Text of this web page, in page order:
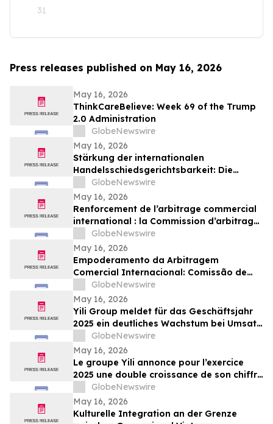
31
Press releases published on May 16, 2026
May 16, 2026
ThinkCareBelieve: Week 69 of the Trump
2.0 Administration
GlobeNewswire
May 16, 2026
Stärkung der internationalen
Handelsschiedsgerichtsbarkeit: Die
Schiedsgerichtskommission von
Guangzhou ruft weltweit zur Bewerbung
für ihr Schiedsrichtergremium auf
GlobeNewswire
May 16, 2026
Renforcement de l’arbitrage commercial
international : la Commission d’arbitrage
de Guangzhou lance un appel à
candidatures international pour son
panel d’arbitres
GlobeNewswire
May 16, 2026
Empoderamento da Arbitragem
Comercial Internacional: Comissão de
Arbitragem de Guangzhou Abre
Inscrições Globais para Painel de
Árbitros
GlobeNewswire
May 16, 2026
Yili Group meldet für das Geschäftsjahr
2025 ein deutliches Wachstum bei Umsatz
und Gewinn; seit dem Börsengang vor 30
Jahren ist der Umsatz um das 500-Fache
gestiegen
GlobeNewswire
May 16, 2026
Le groupe Yili annonce pour l’exercice
2025 une double croissance de son chiffre
d’affaires et de ses bénéfices, marquant
ainsi une multiplication par 500 de son
chiffre d’affaires en 30 ans depuis son
GlobeNewswire
May 16, 2026
Kulturelle Integration an der Grenze